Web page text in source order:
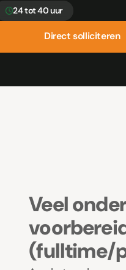
24 tot 40 uur
Direct solliciteren
Veel
(fulltime/